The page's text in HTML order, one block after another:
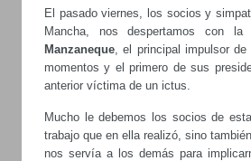
El pasado viernes, los socios y
Mancha, nos despertamos con la
Manzaneque, el principal impulsor
momentos y el primero de sus
anterior víctima de un ictus.
Mucho le debemos los socios de
trabajo que en ella realizó, sino
nos servía a los demás para